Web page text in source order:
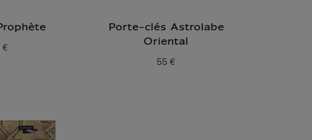
€
Porte-clés Astrolabe
Oriental
Prix ​​actuel
55 €